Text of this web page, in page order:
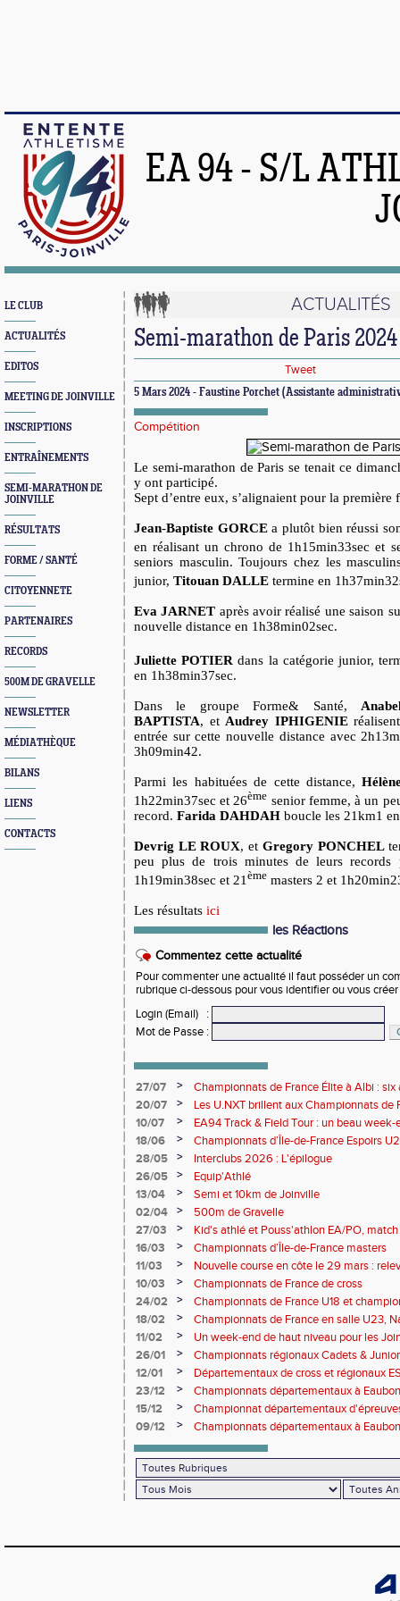
EA 94 - S/L
LE CLUB
ACTUALITÉS
EDITOS
MEETING DE JOINVILLE
INSCRIPTIONS
ENTRAÎNEMENTS
SEMI-MARATHON DE
JOINVILLE
RÉSULTATS
FORME / SANTÉ
CITOYENNETE
PARTENAIRES
RECORDS
500M DE GRAVELLE
NEWSLETTER
MÉDIATHÈQUE
BILANS
LIENS
CONTACTS
ACTUALITÉS
Semi-marathon de Paris 2024
Tweet
5 Mars 2024 - Faustine Porchet (Assistante
Compétition
Le semi-marathon de Paris se tenait ce
y ont participé.
Sept d’entre eux, s’alignaient pour la première
Jean-Baptiste GORCEa plutôt bien réussi
en réalisant un chrono de 1h15min33sec et
seniors masculin. Toujours chez les
junior, Titouan DALLE termine en
Eva JARNET après avoir réalisé une saison
nouvelle distance en 1h38min02sec.
Juliette POTIER dans la catégorie junior,
en 1h38min37sec.
Dans le groupe Forme& Santé,
BAPTISTA, et Audrey IPHIGENIE
entrée sur cette nouvelle distance avec
3h09min42.
Parmi les habituées de cette distance,
1h22min37sec et 26ème senior femme, à un
record. Farida DAHDAH boucle les 21km1
Devrig LE ROUX, et Gregory PONCHEL
peu plus de trois minutes de leurs records
1h19min38sec et 21 ème masters 2 et
Les résultats ici
les Réactions
Commentez cette actualité
Pour commenter une actualité il faut posséder un
rubrique ci-dessous pour vous identifier ou vous
Login (Email)
:
Mot de Passe :
27/07 >
Championnats de France Élite à Albi :
rendez-vous de l'élite nationale
20/07 >
Les U.NXT brillent aux Championnats de
une pluie de performances
10/07 >
EA94 Track & Field Tour : un beau
18/06
>
Championnats d’Île-de-France Espoirs
28/05
>
Interclubs 2026 : L'épilogue
26/05
>
Equip'Athlé
13/04
>
Semi et 10km de Joinville
02/04
>
500m de Gravelle
27/03
>
Kid's athlé et Pouss'athlon EA/PO,
championnat LIFA épreuves combinées
16/03 >
Championnats d’Île-de-France masters
11/03
>
Nouvelle course en côte le 29 mars :
10/03
>
Championnats de France de cross
24/02
>
Championnats de France U18 et
Lancers Long
18/02 >
Championnats de France en salle U23,
de cross-country
11/02 >
Un week-end de haut niveau pour les
26/01
>
Championnats régionaux Cadets &
performances avant le Meeting de Paris
12/01 >
Départementaux de cross et régionaux
23/12
>
Championnats départementaux à
15/12
>
Championnat départementaux
09/12
> Championnats départementaux à